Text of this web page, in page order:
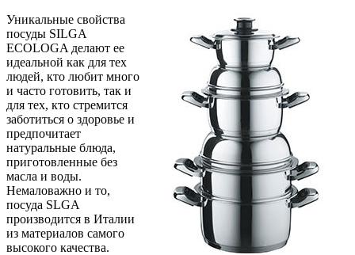
Уникальные свойства
посуды SILGA
ECOLOGA делают ее
идеальной как для тех
людей, кто любит много
и часто готовить, так и
для тех, кто стремится
заботиться о здоровье и
предпочитает
натуральные блюда,
приготовленные без
масла и воды.
Немаловажно и то,
посуда SLGA
производится в Италии
из материалов самого
высокого качества.